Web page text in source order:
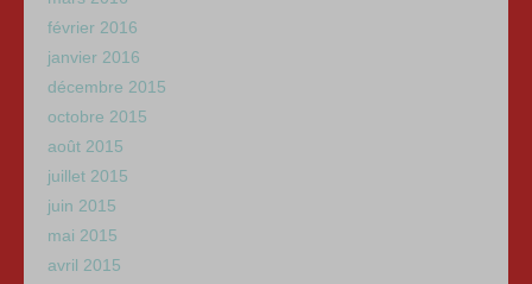
février 2016
janvier 2016
décembre 2015
octobre 2015
août 2015
juillet 2015
juin 2015
mai 2015
avril 2015